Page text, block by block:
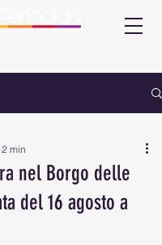
nel Borgo delle
del 16 agosto a
min